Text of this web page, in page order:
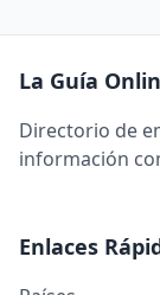
La Guía
Directorio de
información
Enlaces